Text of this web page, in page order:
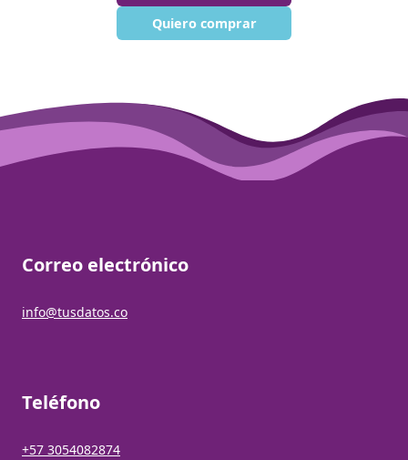
Quiero comprar
Correo electrónico
info@tusdatos.co
Teléfono
+57 3054082874